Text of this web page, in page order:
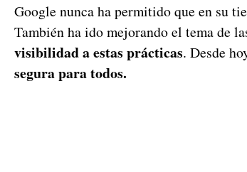
Google nunca ha permitido que en su
También ha ido mejorando el tema de
visibilidad a estas prácticas. Desde
segura para todos.